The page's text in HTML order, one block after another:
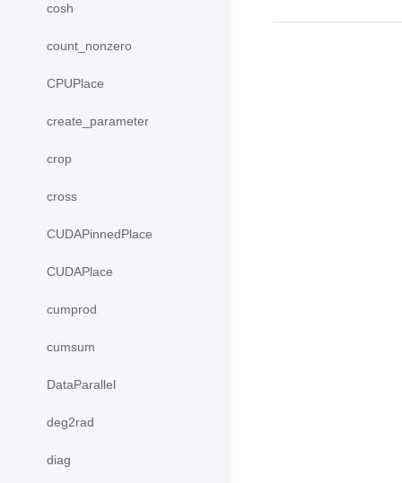
cosh
count_nonzero
CPUPlace
create_parameter
crop
cross
CUDAPinnedPlace
CUDAPlace
cumprod
cumsum
DataParallel
deg2rad
diag